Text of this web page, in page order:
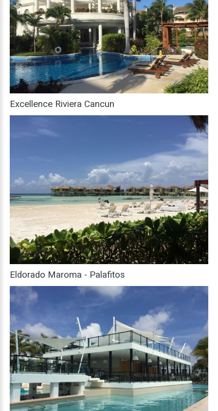
Excellence Riviera Cancun
Eldorado Maroma - Palafitos